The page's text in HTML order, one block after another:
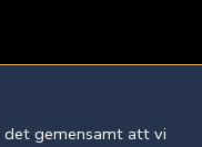
det gemensamt att vi